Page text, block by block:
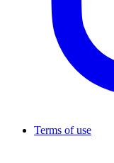
Terms of use